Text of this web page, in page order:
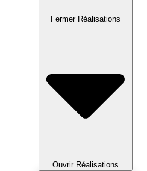
Fermer Réalisations
Ouvrir Réalisations